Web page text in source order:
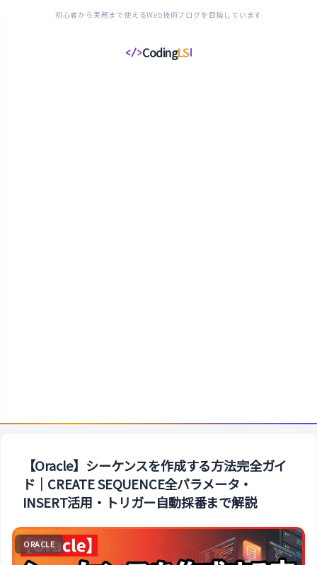
初心者から実務まで使えるWeb技術ブログを目指しています
</>CodingLS
コ
【Oracle】シーケンスを作成する方法完全ガイ
ド｜CREATE SEQUENCE全パラメータ・
INSERT活用・トリガー自動採番まで解説
ORACLE